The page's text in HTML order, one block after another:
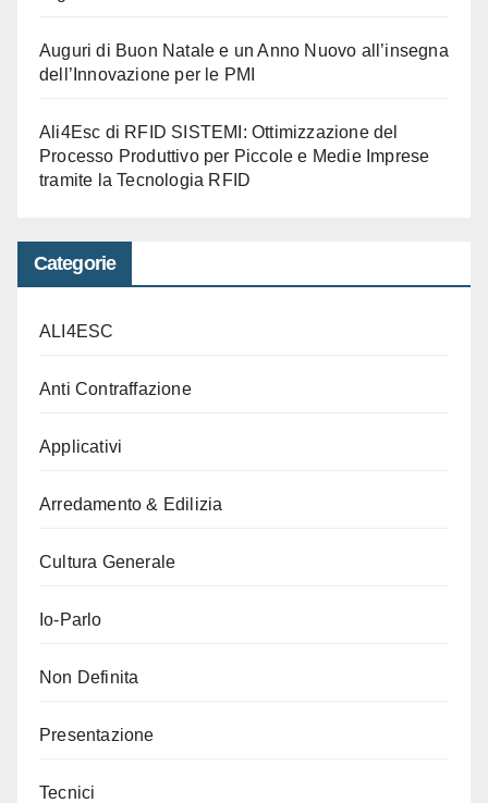
Auguri di Buon Natale e un Anno Nuovo all’insegna
dell’Innovazione per le PMI
Ali4Esc di RFID SISTEMI: Ottimizzazione del
Processo Produttivo per Piccole e Medie Imprese
tramite la Tecnologia RFID
Categorie
ALI4ESC
Anti Contraffazione
Applicativi
Arredamento & Edilizia
Cultura Generale
Io-Parlo
Non Definita
Presentazione
Tecnici